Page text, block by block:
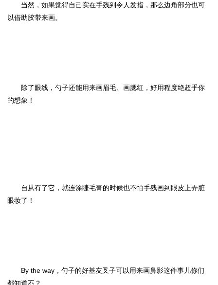
当然，如果觉得自己实在手残到令人发指，那么边角部分也可
以借助胶带来画。
除了眼线，勺子还能用来画眉毛、画腮红，好用程度绝超乎你
的想象！
自从有了它，就连涂睫毛膏的时候也不怕手残画到眼皮上弄脏
眼妆了！
By the way，勺子的好基友叉子可以用来画鼻影这件事儿你们
都知道不？